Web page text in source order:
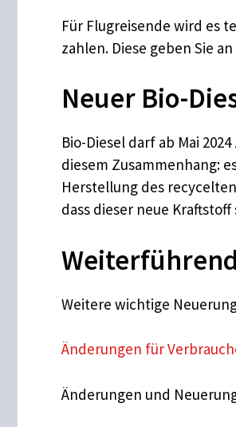
Für Flugreisende wird es
zahlen. Diese geben Sie
Neuer Bio-
Bio-Diesel darf ab Mai
diesem Zusammenhang:
Herstellung des
dass dieser neue
Weitere wichtige
Änderungen für
Änderungen und